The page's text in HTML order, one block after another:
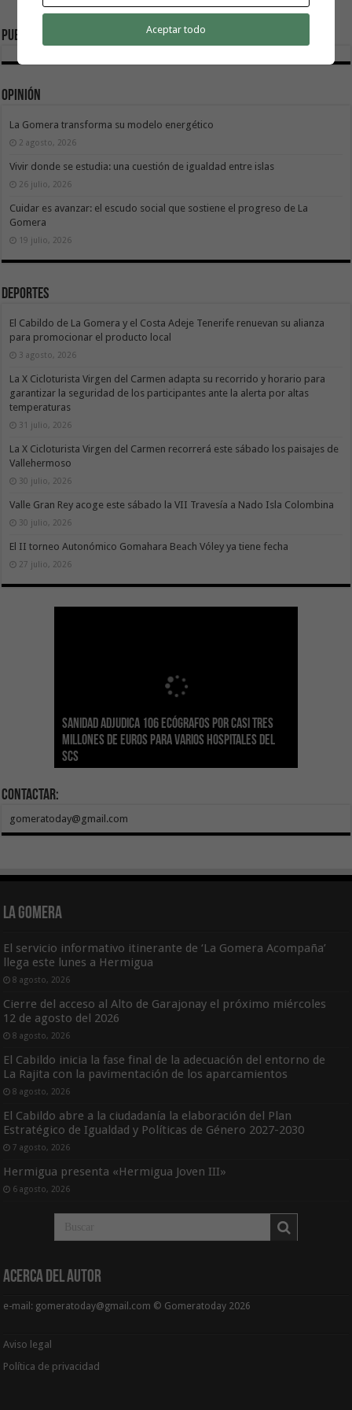
Publicidad
Opinión
La Gomera transforma su modelo energético
2 agosto, 2026
Vivir donde se estudia: una cuestión de igualdad entre islas
26 julio, 2026
Cuidar es avanzar: el escudo social que sostiene el progreso de La
Gomera
19 julio, 2026
Deportes
El Cabildo de La Gomera y el Costa Adeje Tenerife renuevan su alianza
para promocionar el producto local
3 agosto, 2026
La X Cicloturista Virgen del Carmen adapta su recorrido y horario para
garantizar la seguridad de los participantes ante la alerta por altas
temperaturas
31 julio, 2026
La X Cicloturista Virgen del Carmen recorrerá este sábado los paisajes de
Vallehermoso
30 julio, 2026
Valle Gran Rey acoge este sábado la VII Travesía a Nado Isla Colombina
30 julio, 2026
El II torneo Autonómico Gomahara Beach Vóley ya tiene fecha
27 julio, 2026
Sanidad adjudica 106 ecógrafos por casi tres
millones de euros para varios hospitales del
SCS
Gesplan logra la máxima puntuación en el
Índice de Transparencia de Canarias por cuarto
año consecutivo
El Gobierno canario concede ayudas del
POSEICAN-Pesca al sector por valor de 7,09 M€
tras aumentar las cuantías
Transición Ecológica coordina con Ashotel su
adhesión a la Red de Refugios Climáticos de
Canarias
Visocan incorpora 170 pisos a su parque de
vivienda protegida en régimen de alquiler
asequible de Tenerife
Sanidad refuerza la capacidad diagnóstica de
los centros de salud con el impulso de la
ecografía clínica
Contactar:
gomeratoday@gmail.com
La Gomera
El servicio informativo itinerante de ‘La Gomera Acompaña’
llega este lunes a Hermigua
8 agosto, 2026
Cierre del acceso al Alto de Garajonay el próximo miércoles
12 de agosto del 2026
8 agosto, 2026
El Cabildo inicia la fase final de la adecuación del entorno de
La Rajita con la pavimentación de los aparcamientos
8 agosto, 2026
El Cabildo abre a la ciudadanía la elaboración del Plan
Estratégico de Igualdad y Políticas de Género 2027-2030
7 agosto, 2026
Hermigua presenta «Hermigua Joven III»
6 agosto, 2026
Acerca del Autor
e-mail: gomeratoday@gmail.com © Gomeratoday 2026
Aviso legal
Política de privacidad
Aceptar todo